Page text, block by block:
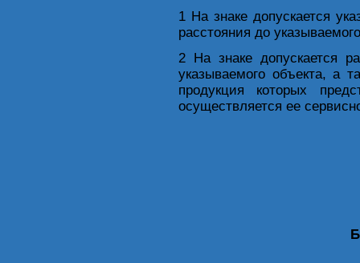
1 На знаке допускается
расстояния до
2 На знаке допускается
указываемого объекта, а
продукция которых
осуществляется ее